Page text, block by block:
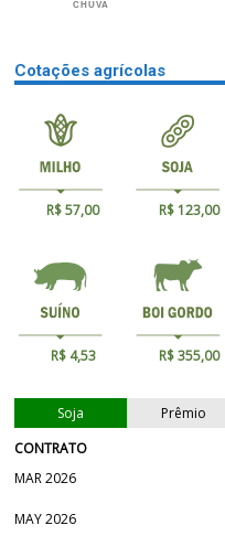
CHUVA
Cotações agrícolas
R$ 57,00 R$ 123,00
R$ 4,53 R$ 355,00
Soja Prêmio
CONTRATO
MAR 2026
MAY 2026